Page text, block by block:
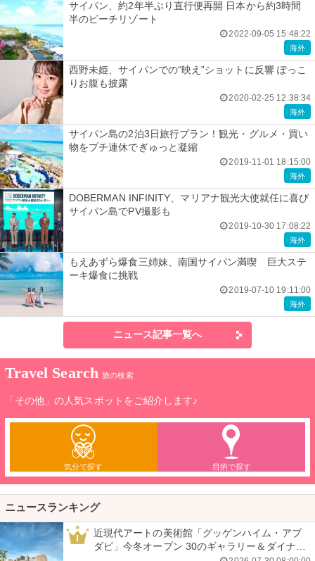
サイパン、約2年半ぶり直行便再開 日本から約3時間
半のビーチリゾート
2022-09-05 15:48:22
海外
西野未姫、サイパンでの“映え”ショットに反響 ぽっこ
りお腹も披露
2020-02-25 12:38:34
海外
サイパン島の2泊3日旅行プラン！観光・グルメ・買い
物をプチ連休でぎゅっと凝縮
2019-11-01 18:15:00
海外
DOBERMAN INFINITY、マリアナ観光大使就任に喜び
サイパン島でPV撮影も
2019-10-30 17:08:22
海外
もえあずら爆食三姉妹、南国サイパン満喫 巨大ステ
ーキ爆食に挑戦
2019-07-10 19:11:00
海外
ニュース記事一覧へ
Travel Search 旅の検索
「その他」の人気スポットをご紹介します♪
気分で探す 目的で探す
ニュースランキング
1
近現代アートの美術館「グッゲンハイム・アブ
ダビ」今冬オープン 30のギャラリー＆ダイナミ